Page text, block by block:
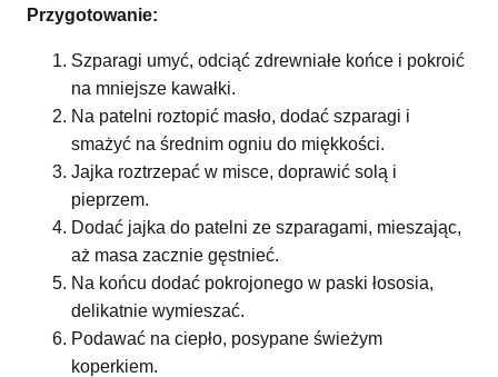
Przygotowanie:
Szparagi umyć, odciąć zdrewniałe końce i pokroić
na mniejsze kawałki.
Na patelni roztopić masło, dodać szparagi i
smażyć na średnim ogniu do miękkości.
Jajka roztrzepać w misce, doprawić solą i
pieprzem.
Dodać jajka do patelni ze szparagami, mieszając,
aż masa zacznie gęstnieć.
Na końcu dodać pokrojonego w paski łososia,
delikatnie wymieszać.
Podawać na ciepło, posypane świeżym
koperkiem.